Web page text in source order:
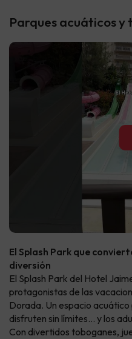
Parques acuáticos y
El Splash Park que
diversión
El Splash Park del Hotel
protagonistas de las
Dorada. Un espacio
disfruten sin límites… y los
Con divertidos toboganes,